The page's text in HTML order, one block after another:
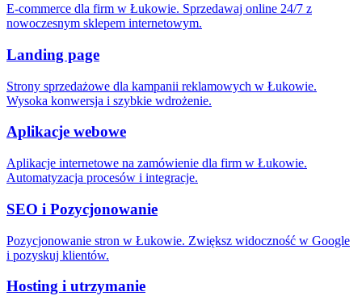
E-commerce dla firm w Łukowie. Sprzedawaj online 24/7 z
nowoczesnym sklepem internetowym.
Landing page
Strony sprzedażowe dla kampanii reklamowych w Łukowie.
Wysoka konwersja i szybkie wdrożenie.
Aplikacje webowe
Aplikacje internetowe na zamówienie dla firm w Łukowie.
Automatyzacja procesów i integracje.
SEO i Pozycjonowanie
Pozycjonowanie stron w Łukowie. Zwiększ widoczność w Google
i pozyskuj klientów.
Hosting i utrzymanie